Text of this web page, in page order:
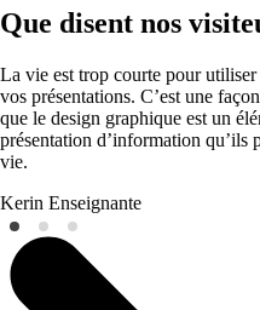
Que disent nos
La vie est trop courte pour
vos présentations. C’est une
que le design graphique est un
présentation d’information qu’ils
vie.
Kerin Enseignante